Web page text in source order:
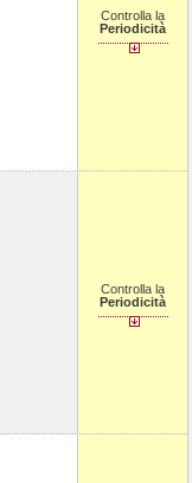
Controlla la
Periodicità
Controlla la
Periodicità